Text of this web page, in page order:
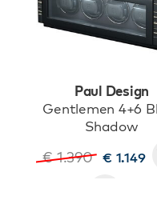
Paul Design
Gentlemen 4+6
Shadow
€ 1.390 € 1.149